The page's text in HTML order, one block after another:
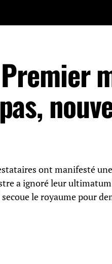
ont manifesté
a ignoré leur
le royaume pour